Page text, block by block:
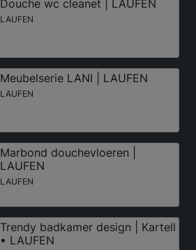
Douche wc cleanet | LAUFEN
LAUFEN
Meubelserie LANI | LAUFEN
LAUFEN
Marbond douchevloeren |
LAUFEN
LAUFEN
Trendy badkamer design | Kartell
• LAUFEN